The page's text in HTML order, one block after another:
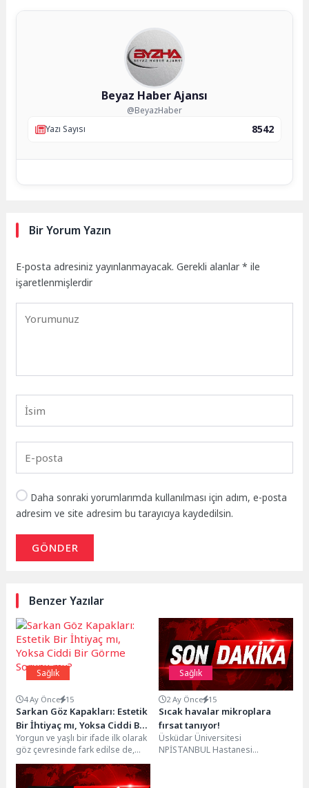
Beyaz Haber Ajansı
@BeyazHaber
Yazı Sayısı
8542
Bir Yorum Yazın
E-posta adresiniz yayınlanmayacak. Gerekli alanlar* ile
işaretlenmişlerdir
Daha sonraki yorumlarımda kullanılması için adım, e-posta
adresim ve site adresim bu tarayıcıya kaydedilsin.
GÖNDER
Benzer Yazılar
Sağlık
4 Ay Önce 15
Sarkan Göz Kapakları: Estetik
Bir İhtiyaç mı, Yoksa Ciddi Bir
Görme Sorunu mu?
Yorgun ve yaşlı bir ifade ilk olarak
göz çevresinde fark edilse de,
özellikle sarkan göz...
Sağlık
2 Ay Önce 15
Sıcak havalar mikroplara
fırsat tanıyor!
Üsküdar Üniversitesi
NPİSTANBUL Hastanesi